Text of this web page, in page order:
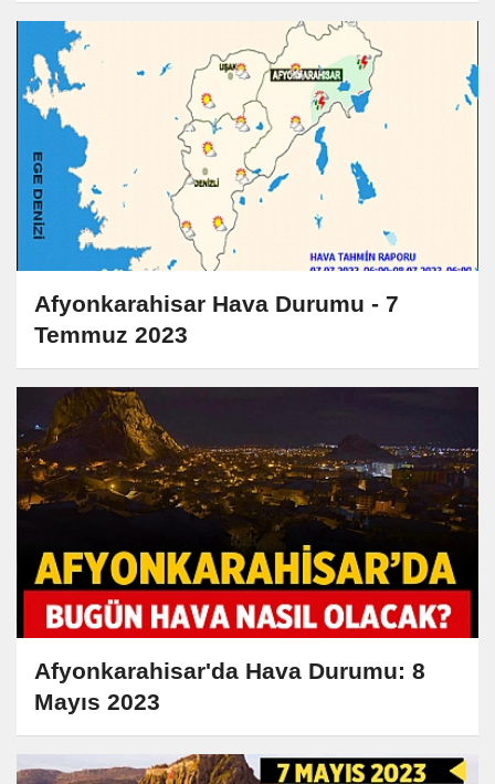
Afyonkarahisar Hava Durumu - 7
Temmuz 2023
Afyonkarahisar'da Hava Durumu: 8
Mayıs 2023